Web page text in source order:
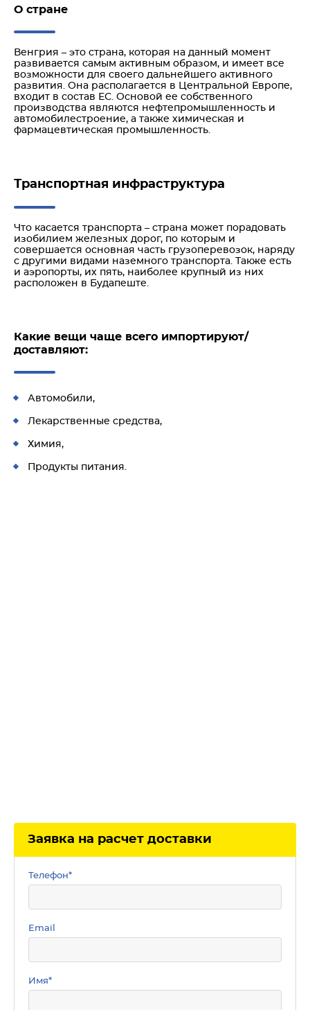
О стране
Венгрия – это страна, которая на данный момент
развивается самым активным образом, и имеет все
возможности для своего дальнейшего активного
развития. Она располагается в Центральной Европе,
входит в состав ЕС. Основой ее собственного
производства являются нефтепромышленность и
автомобилестроение, а также химическая и
фармацевтическая промышленность.
Транспортная инфраструктура
Что касается транспорта – страна может порадовать
изобилием железных дорог, по которым и
совершается основная часть грузоперевозок, наряду
с другими видами наземного транспорта. Также есть
и аэропорты, их пять, наиболее крупный из них
расположен в Будапеште.
Какие вещи чаще всего импортируют/
доставляют:
Автомобили,
Лекарственные средства,
Химия,
Продукты питания.
Заявка на расчет доставки
Телефон*
Email
Имя*